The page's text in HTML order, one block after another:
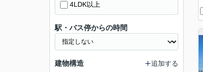
4LDK以上
駅・バス停からの時間
建物構造 追加する